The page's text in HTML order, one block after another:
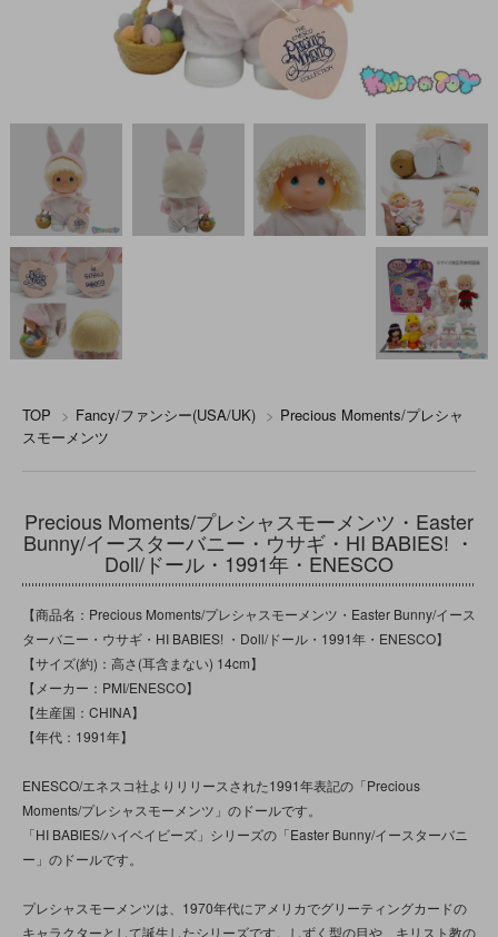
TOP > Fancy/ファンシー(USA/UK) > Precious Moments/プレシャ
スモーメンツ
Precious Moments/プレシャスモーメンツ・Easter
Bunny/イースターバニー・ウサギ・HI BABIES! ・
Doll/ドール・1991年・ENESCO
【商品名：Precious Moments/プレシャスモーメンツ・Easter Bunny/イース
ターバニー・ウサギ・HI BABIES! ・Doll/ドール・1991年・ENESCO】
【サイズ(約)：高さ(耳含まない) 14cm】
【メーカー：PMI/ENESCO】
【生産国：CHINA】
【年代：1991年】
ENESCO/エネスコ社よりリリースされた1991年表記の「Precious
Moments/プレシャスモーメンツ」のドールです。
「HI BABIES/ハイベイビーズ」シリーズの「Easter Bunny/イースターバニ
ー」のドールです。
プレシャスモーメンツは、1970年代にアメリカでグリーティングカードの
キャラクターとして誕生したシリーズです。しずく型の目や、キリスト教の